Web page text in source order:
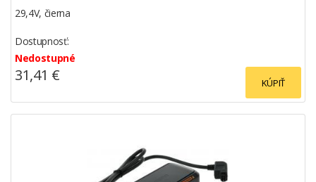
29,4V, čierna
Dostupnosť:
Nedostupné
KÚPIŤ
31,41 €